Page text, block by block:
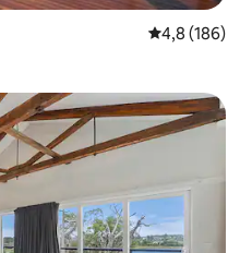
Gemiddelde
4,8 (186)